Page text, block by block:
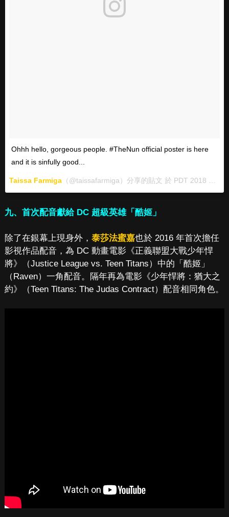
Ohhh hello, gorgeous people. #TheNun official poster is here
and it is sinfully good...
Taissa Farmiga（@taissafarmiga）分享的貼文 於 PDT 2018 年 7月 月 18 日 上午 9:59
九、首次配音獻給 DC 超級英雄「酷姬」
除了在銀幕上現身外， 泰莎法蜜嘉也於 2016 年首次擔任
影視作品配音，為 DC 動畫電影《正義聯盟大戰少年悍
將》（Justice League vs. Teen Titans）中的「酷姬」
（Raven）一角配音。隔年再為電影《少年悍將：猶大之
約》（Teen Titans: The Judas Contract）配音相同角色。